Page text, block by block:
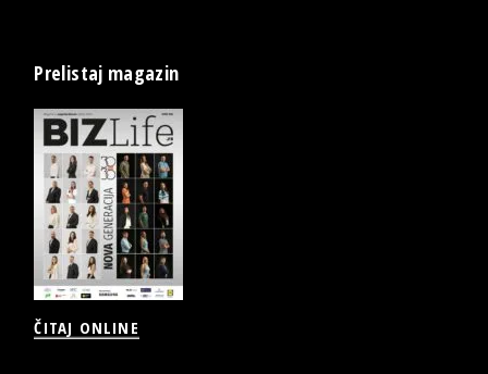
Prelistaj magazin
ČITAJ ONLINE